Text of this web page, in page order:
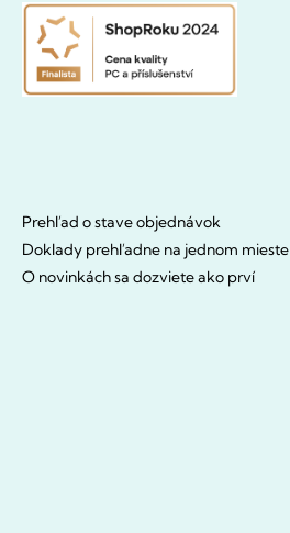
Prehľad o stave objednávok
Doklady prehľadne na jednom mieste
O novinkách sa dozviete ako prví